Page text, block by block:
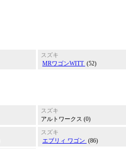
スズキ
MRワゴンWITT (52)
スズキ
アルトワークス (0)
スズキ
エブリィ ワゴン (86)